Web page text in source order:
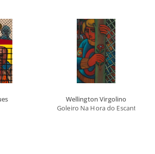
Wellington Virgolino
Goleiro Na Hora do Escanteio